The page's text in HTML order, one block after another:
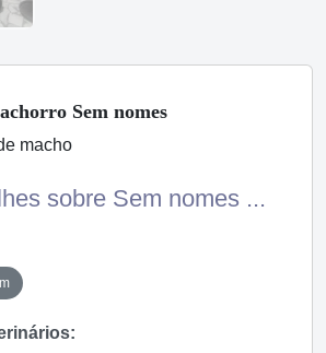
Sem nomes
macho
sobre Sem nomes ...